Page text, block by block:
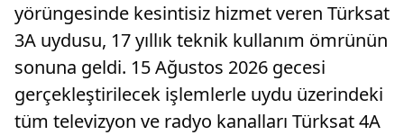
yörüngesinde kesintisiz hizmet veren Türksat
3A uydusu, 17 yıllık teknik kullanım ömrünün
sonuna geldi. 15 Ağustos 2026 gecesi
gerçekleştirilecek işlemlerle uydu üzerindeki
tüm televizyon ve radyo kanalları Türksat 4A